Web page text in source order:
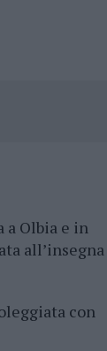
a Olbia e in
all’insegna
con